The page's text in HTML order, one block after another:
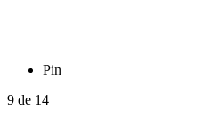
Pin
9 de 14